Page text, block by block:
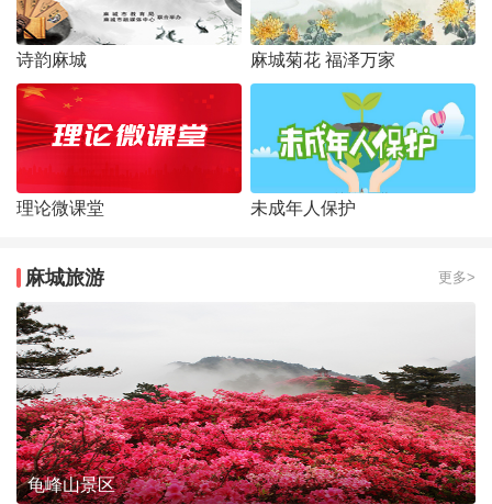
诗韵麻城 麻城菊花 福泽万家
理论微课堂 未成年人保护
麻城旅游 更多>
龟峰山景区